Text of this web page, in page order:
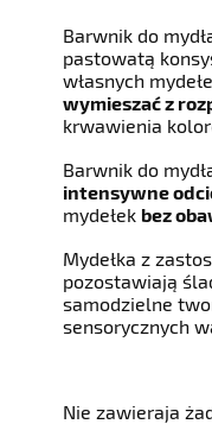
Barwnik do
pastowatą
własnych
wymieszać z
krwawienia
Barwnik do
intensywne
mydełek bez
Mydełka z
pozostawiają
samodzielne
sensorycznych
Nie zawieraja